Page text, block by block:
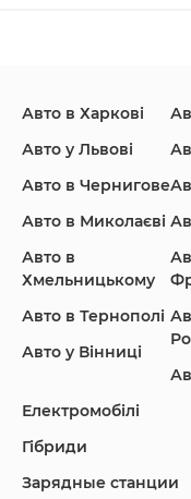
Infiniti
Авто в Харкові
Авто у Львові
Авто в Чернигове
Авто в Миколаєві
Авто в
Хмельницькому
Авто в Тернополі
Авто у Вінниці
Електромобілі
Гібриди
Зарядные станции